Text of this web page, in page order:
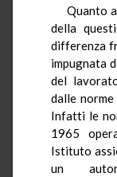
Quanto
della
differenza
impugnata
del
dalle
Infatti le
1965
Istituto
un